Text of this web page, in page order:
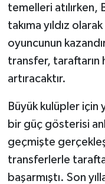
temelleri
takıma yıldız
oyuncunun
transfer, taraftarın
artıracaktır.
Büyük kulüpler için
bir güç gösterisi
geçmişte
transferlerle
başarmıştı. Son